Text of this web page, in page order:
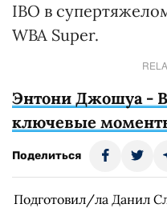
IBO в
WBA Super.
Энтони Джошуа -
ключевые
Поделиться
Подготовил/ла Данил